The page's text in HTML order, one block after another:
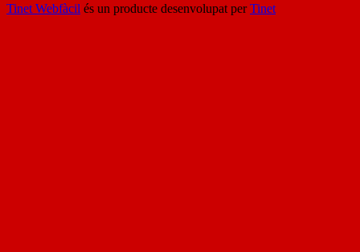
Tinet Webfàcil és un producte desenvolupat perTinet